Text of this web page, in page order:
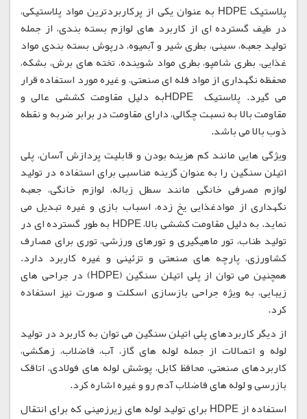
پلاستیک HDPE به عنوان یکی از پرکاربردترین مواد پلاستیکی،
در طیف گسترده ای از کاربرد های لوازم بسته بندی، از جمله
تولید جعبه، سینی، بطری شیر و آبمیوه، درپوش بسته بندی مواد
غذایی، بطری شامپو، بطری مواد شوینده، تخته های برش، بشکه،
محفظه نگهداری از مواد فله ای صنعتی، و غیره مورد استفاده قرار
می گیرد. پلاستیک HDPEبه دلیل مقاومت کششی عالی و
مقاومت بالا به نسبت چگالی، دارای مقاومت در برابر ضربه و نقطه
ذوب بالا می باشد.
ویژگی هایی مانند کم هزینه بودن و قابلیت پردازش آسان، پلی
اتیلن سنگین را به عنوان گزینه مناسبی برای استفاده در تولید
لوازم مصرفی خانگی مانند سطل زباله، لوازم خانگی، جعبه
نگهداری از موادغذایی یخ زده، اسباب بازی و غیره تبدیل می
نماید. به دلیل مقاومت کششی بالا، HDPE به طور گسترده ای در
تولید طناب، تور ماهیگیری و تورهای ورزشی، توری برای مصارف
کشاورزی، پارچه های صنعتی و تزئینی و غیره کاربرد دارد.
همچنین می توان از پلی اتیلن سنگین (HDPE) در جراحی های
زیبایی، به ویژه جراحی بازسازی اسکلت و صورت نیز استفاده
کرد.
از دیگر کاربردهای پلی اتیلن سنگین می توان به کاربرد در تولید
لوله و اتصالات از جمله لوله های گاز، آب، فاضلاب، زهکشی،
کاربردهای صنعتی، محافظ کابل، پوشش لوله های فولادی، اتاقک
بازرسی و لوله های فاضلاب آدم رو و غیره اشاره کرد.
استفاده از HDPE برای تولید لوله های زیرزمینی که برای انتقال